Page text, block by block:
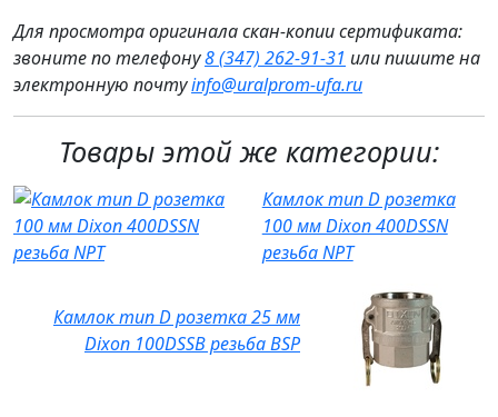
Для просмотра оригинала скан-копии сертификата:
звоните по телефону8 (347) 262‑91‑31 или пишите на
электронную почтуinfo@uralprom-ufa.ru
Товары этой же категории:
Камлок тип D розетка
100 мм Dixon 400DSSN
резьба NPT
Камлок тип D розетка 25 мм
Dixon 100DSSB резьба BSP